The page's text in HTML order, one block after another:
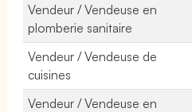
Vendeur / Vendeuse en
plomberie sanitaire
Vendeur / Vendeuse de
cuisines
Vendeur / Vendeuse en